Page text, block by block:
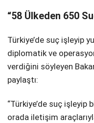
“58 Ülkeden 650
Türkiye’de suç işleyip
diplomatik ve
verdiğini söyleyen
paylaştı:
“Türkiye’de suç işleyip
orada iletişim